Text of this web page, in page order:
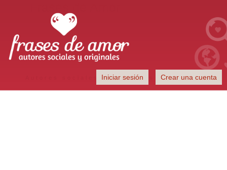
Autores sociales y originales
Iniciar sesión Crear una cuenta